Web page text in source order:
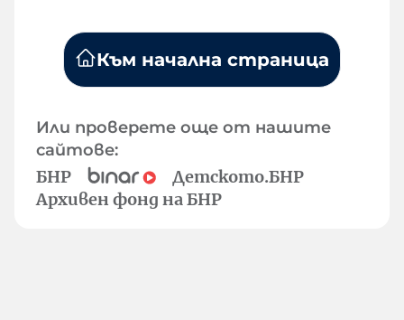
Към начална страница
Или проверете още от нашите
сайтове:
БНР
Детското.БНР
Архивен фонд на БНР